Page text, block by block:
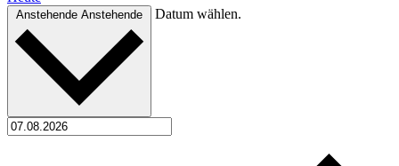
Anstehende Anstehende Datum wählen.